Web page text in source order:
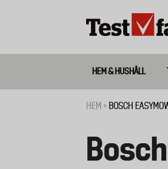
Huvudmeny
ny
HEM & HUSHÅLL
HEM BOSCH